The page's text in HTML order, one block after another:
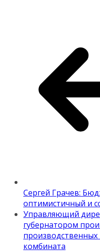
Сергей Грачев:
оптимистичный и
Управляющий
губернатором
комбината